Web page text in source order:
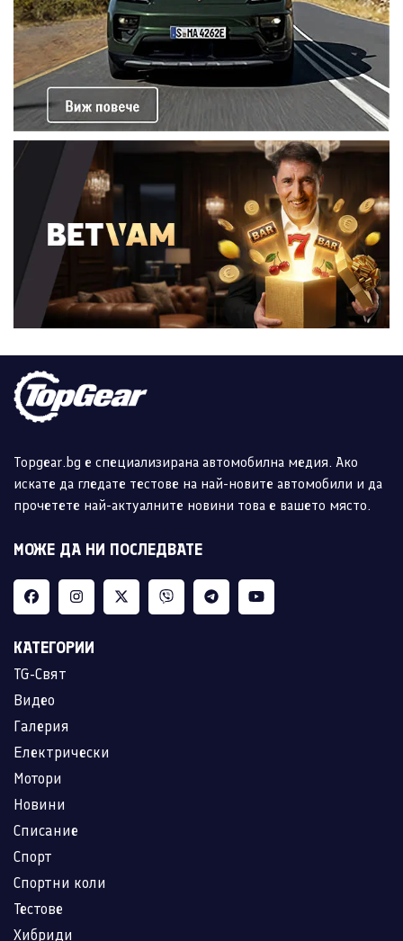
Topgear.bg е специализирана автомобилна медия. Ако
искате да гледате тестове на най-новите автомобили и да
прочетете най-актуалните новини това е вашето място.
МОЖЕ ДА НИ ПОСЛЕДВАТЕ
КАТЕГОРИИ
TG-Свят
Видео
Галерия
Електрически
Мотори
Новини
Списание
Спорт
Спортни коли
Тестове
Хибриди